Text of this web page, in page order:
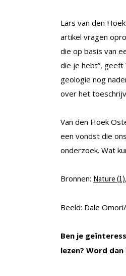
Lars van den
artikel vragen
die op basis van
die je hebt”, geeft
geologie nog
over het
Van den Hoek
een vondst die
onderzoek. Wat
Bronnen: Nature (1),
Beeld: Dale
Ben je
lezen? Word dan